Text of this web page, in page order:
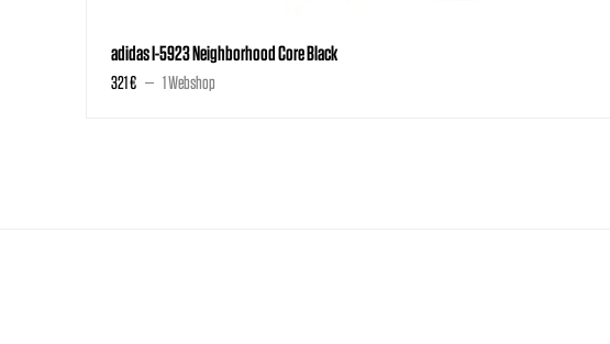
adidas I-5923 Neighborhood Core Black
321 € 1 Webshop